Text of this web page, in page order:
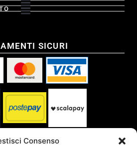
Consenso
SICURI
SPEDITO DA